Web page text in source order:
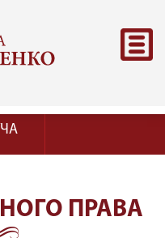
ПРАВА